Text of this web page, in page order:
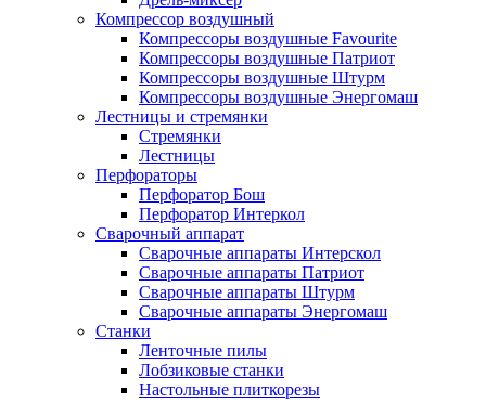
Компрессор воздушный
Компрессоры воздушные Favourite
Компрессоры воздушные Патриот
Компрессоры воздушные Штурм
Компрессоры воздушные Энергомаш
Лестницы и стремянки
Стремянки
Лестницы
Перфораторы
Перфоратор Бош
Перфоратор Интеркол
Сварочный аппарат
Сварочные аппараты Интерскол
Сварочные аппараты Патриот
Сварочные аппараты Штурм
Сварочные аппараты Энергомаш
Станки
Ленточные пилы
Лобзиковые станки
Настольные плиткорезы